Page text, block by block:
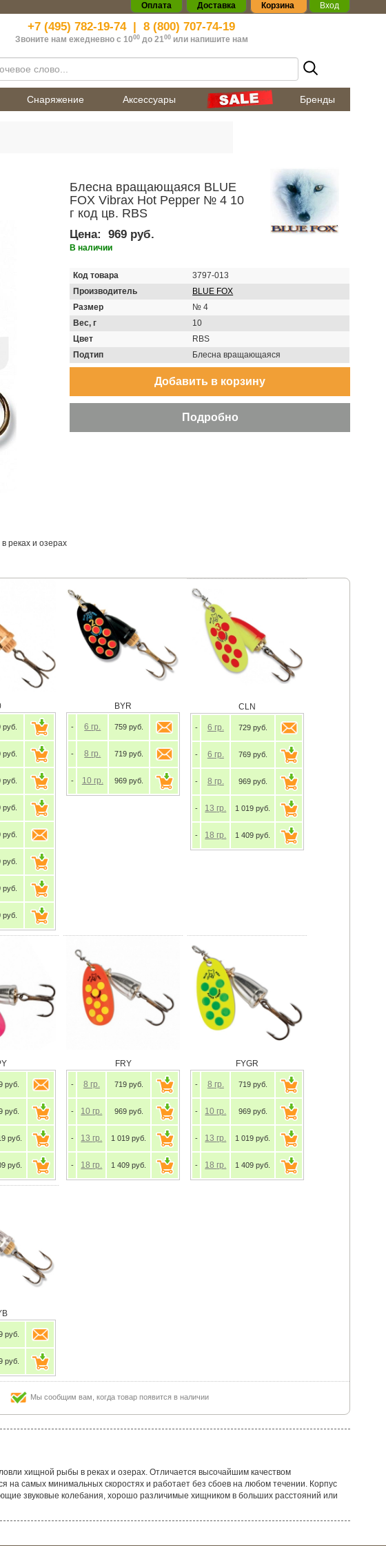
Оплата Доставка Корзина Вход
+7 (495) 782-19-74| 8 (800) 707-74-19
Звоните нам ежедневно с 1000до 2100 или напишите нам
Снаряжение Аксессуары Бренды
Блесна вращающаяся BLUE
FOX Vibrax Hot Pepper № 4 10
г код цв. RBS
Цена: 969 руб.
В наличии
Код товара
3797-013
Производитель
BLUE FOX
Размер
№ 4
Вес, г
10
Цвет
RBS
Подтип
Блесна вращающаяся
реках и озерах
руб.
руб.
руб.
руб.
руб.
руб.
руб.
руб.
BYR
- 6 гр. 759 руб.
- 8 гр. 719 руб.
- 10 гр. 969 руб.
CLN
- 6 гр. 729 руб.
- 6 гр. 769 руб.
- 8 гр. 969 руб.
- 13 гр. 1 019 руб.
- 18 гр. 1 409 руб.
руб.
руб.
руб.
руб.
FRY
- 8 гр. 719 руб.
- 10 гр. 969 руб.
- 13 гр. 1 019 руб.
- 18 гр. 1 409 руб.
FYGR
- 8 гр. 719 руб.
- 10 гр. 969 руб.
- 13 гр. 1 019 руб.
- 18 гр. 1 409 руб.
руб.
руб.
Мы сообщим вам, когда товар появится в наличии
хищной рыбы в реках и озерах. Отличается высочайшим качеством
на самых минимальных скоростях и работает без сбоев на любом течении. Корпус
звуковые колебания, хорошо различимые хищником в больших расстояний или